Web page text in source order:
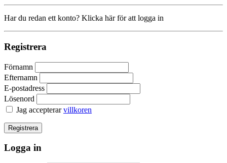
Har du redan ett konto? Klicka här för att logga in
Registrera
Förnamn
Efternamn
E-postadress
Lösenord
Jag accepterarvillkoren
Logga in